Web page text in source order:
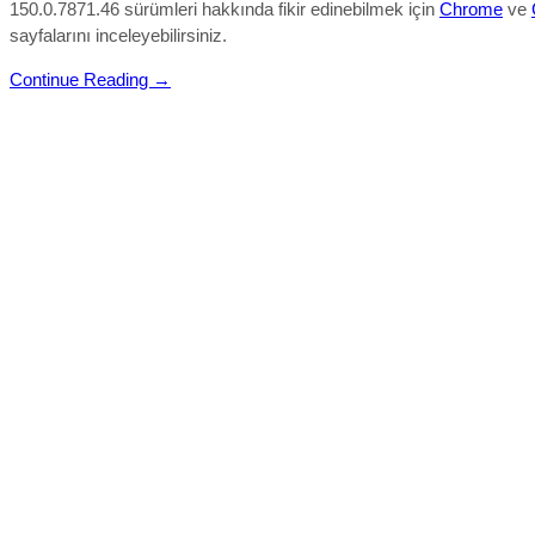
150.0.7871.46 sürümleri hakkında fikir edinebilmek için Chrome ve
sayfalarını inceleyebilirsiniz.
Continue Reading →